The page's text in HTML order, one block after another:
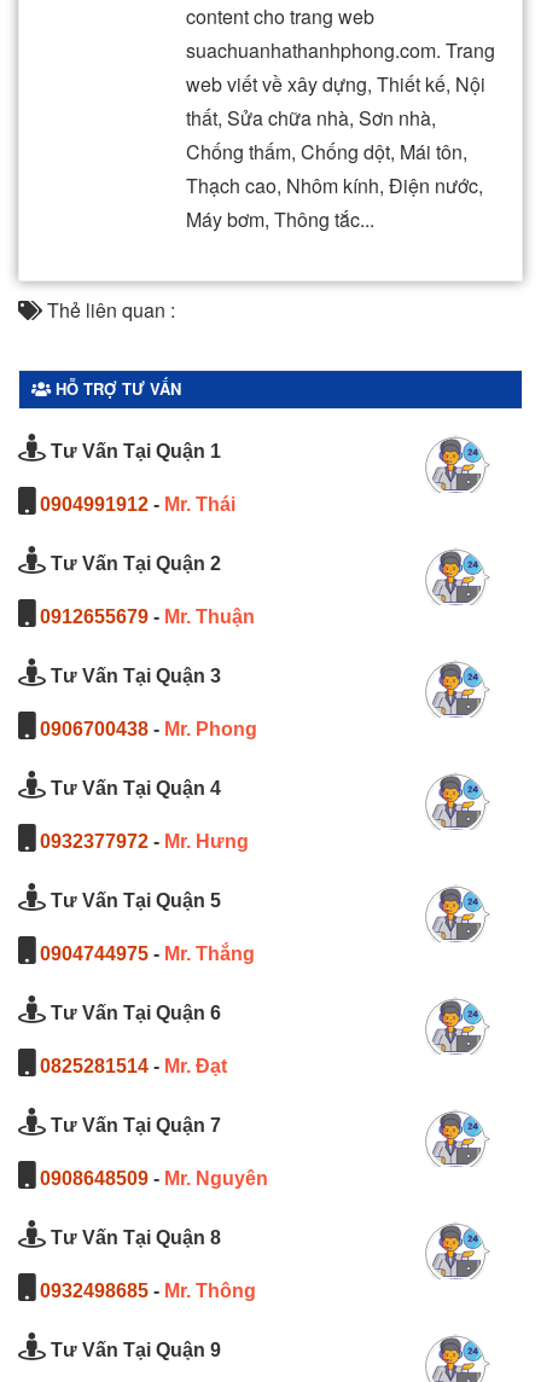
content cho trang web
suachuanhathanhphong.com. Trang
web viết về xây dựng, Thiết kế, Nội
thất, Sửa chữa nhà, Sơn nhà,
Chống thấm, Chống dột, Mái tôn,
Thạch cao, Nhôm kính, Điện nước,
Máy bơm, Thông tắc...
Thẻ liên quan :
HỖ TRỢ TƯ VẤN
Tư Vấn Tại Quận 1
0904991912 - Mr. Thái
Tư Vấn Tại Quận 2
0912655679 - Mr. Thuận
Tư Vấn Tại Quận 3
0906700438 - Mr. Phong
Tư Vấn Tại Quận 4
0932377972 - Mr. Hưng
Tư Vấn Tại Quận 5
0904744975 - Mr. Thắng
Tư Vấn Tại Quận 6
0825281514 - Mr. Đạt
Tư Vấn Tại Quận 7
0908648509 - Mr. Nguyên
Tư Vấn Tại Quận 8
0932498685 - Mr. Thông
Tư Vấn Tại Quận 9